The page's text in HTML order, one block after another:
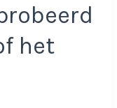
het